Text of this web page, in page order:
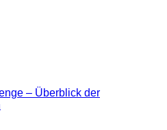
– Überblick der